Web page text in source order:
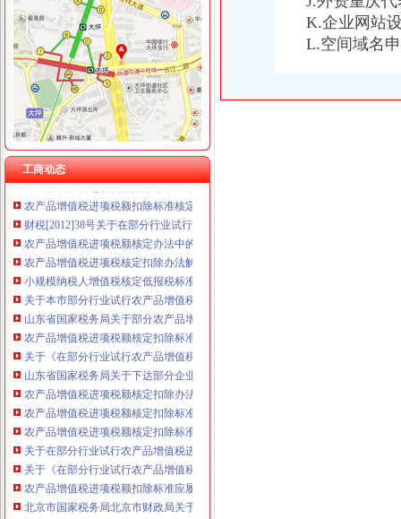
重庆海谛升进出口贸易有限公司 渝北100万 （进出口权）
重庆奕欣锦诚商贸有限公司 渝九50万 （工商注册）
重庆信同广告有限公司 渝沙50万 （工商注册）
重庆三虹房地产营销策划有限公司
重庆宝鹰汽车销售有限公司
工商动态
黑龙江省地方税务局
个人转让二手商铺,增值税也要提高
增值税进项税额扣除标准核定（依申请）
财政部国家税务总局关于在部分行业试行农产品增值税进项税额核定扣
财政部国家税务总局关于在部分行业试行农产品增值税进项税额核定
关于调整农产品增值税进项税额核定扣除标准的通知
增值税发票核定调整-安康市人民
改进农产品增值税核定扣除办法
新增知识点：农产品增值税进项税额核定办法_中华会计网校论坛
农产品增值税进项税额扣除标准应履行核定程序_税屋网——第一时间
农产品增值税进项税额扣除标准核定申请表
财税[2012]38号关于在部分行业试行农产品增值税进项税额核定扣除办
农产品增值税进项税额核定办法中的公式
农产品增值税进项税核定扣除办法解读_税屋网——第一时间递财税
小规模纳税人增值税核定低报税标准会计凭证如何处理-我公司为商
关于本市部分行业试行农产品增值税进项税额核定扣除具体实施办法的
山东省国家税务局关于部分农产品增值税进项税额实行核定扣除办法的
农产品增值税进项税额核定扣除标准的核准
关于《在部分行业试行农产品增值税进项税额核定扣除办法有关问题的
山东省国家税务局关于下达部分企业农产品增值税进项税额核定扣除标
农产品增值税进项税额核定扣除办法-爱问知识人
农产品增值税进项税额核定扣除标准的核准（吉市国税局）
农产品增值税进项税额核定扣除标准的核准（吉市国税局）
关于在部分行业试行农产品增值税进项税额核定扣除办法有关问题的公
关于《在部分行业试行农产品增值税进项税额核定扣除办法有关问题的
农产品增值税进项税额扣除标准应履行核定程序_向前冲的税收学习园
北京市国家税务局北京市财政局关于试行农产品增值税进项税额核定扣
农产品增值税进项税额核定扣除试点实施办法_互动百科
K.企业网站
L.空间域名